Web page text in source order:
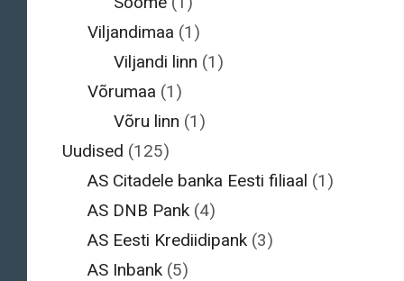
Viljandimaa (1)
Viljandi linn (1)
Võrumaa (1)
Võru linn (1)
Uudised (125)
AS Citadele banka Eesti filiaal (1)
AS DNB Pank (4)
AS Eesti Krediidipank (3)
AS Inbank (5)